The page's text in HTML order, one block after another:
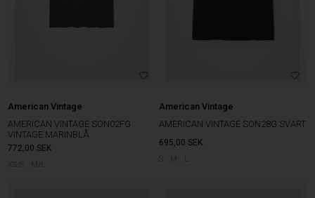
American Vintage
AMERICAN VINTAGE SON02FG
VINTAGE MARINBLÅ
772,00 SEK
M/L
American Vintage
AMERICAN VINTAGE SON28G SVART
695,00 SEK